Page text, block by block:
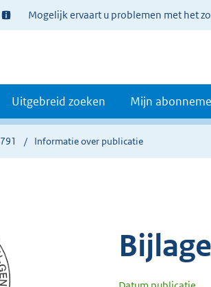
Ter
informatie:
Mogelijk ervaart u problemen met het
Uitgebreid zoeken Mijn
Informatie over publicatie
Bijlage